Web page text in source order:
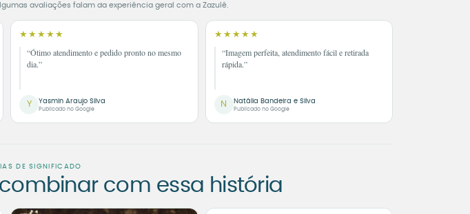
avaliações falam da experiência geral com a Zazulê.
★★★★★
“Ótimo atendimento e pedido pronto no mesmo
dia.”
Y Yasmin Araujo Silva
Publicado no Google
★★★★★
“Imagem perfeita, atendimento fácil e retirada
rápida.”
N Natália Bandeira e Silva
Publicado no Google
DE SIGNIFICADO
com essa história